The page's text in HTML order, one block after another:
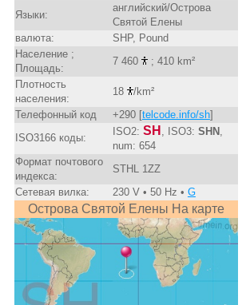
Языки:
английский/Острова
Святой Елены
валюта:
SHP, Pound
Население ;
Площадь:
7 460
; 410 km²
Плотность
населения:
18
/km²
Телефонный код
+290 [telcode.info/sh]
ISO3166 коды:
ISO2: SH , ISO3: SHN,
num: 654
Формат почтового
индекса:
STHL 1ZZ
Сетевая вилка:
230 V • 50 Hz • G
Острова Святой Елены На карте